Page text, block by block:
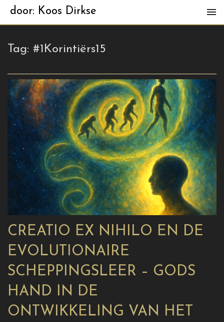
door: Koos Dirkse
Tag: #1Korintiërs15
CREATIO EX NIHILO EN DE
EVOLUTIONAIRE
SCHEPPINGSLEER – GODS
HAND IN DE
ONTWIKKELING VAN HET